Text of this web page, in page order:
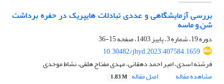
بررسی آزمایشگاهی و عددی تبادلات هایپریک در حفره برداشت
شن و ماسه
دوره 19، شماره 3، پاییز 1403، صفحه
15-36
10.30482/jhyd.2023.407584.1659
فرشته اسدی، امیر احمد دهقانی، مهدی مفتاح هلقی، نشاط موحدی
مشاهده مقاله
اصل مقاله 1.83 M